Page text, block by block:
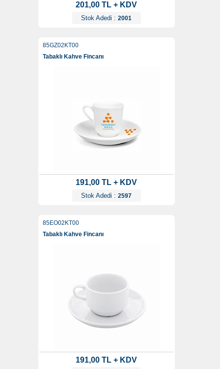
201,00 TL + KDV
Stok Adedi : 2001
85GZ02KT00
Tabaklı Kahve Fincanı
191,00 TL + KDV
Stok Adedi : 2597
85EO02KT00
Tabaklı Kahve Fincanı
191,00 TL + KDV